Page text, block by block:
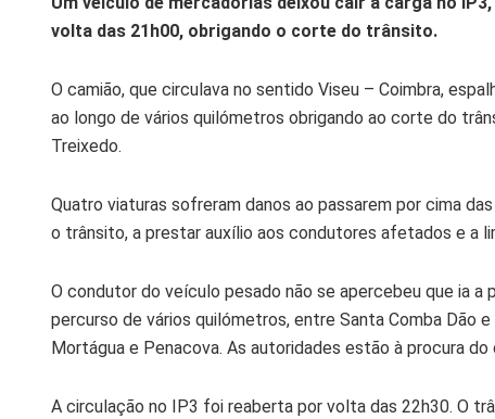
volta das 21h00, obrigando o corte do trânsito.
O camião, que circulava no sentido Viseu – Coimbra,
ao longo de vários quilómetros obrigando ao corte do
Treixedo.
Quatro viaturas sofreram danos ao passarem por cima
o trânsito, a prestar auxílio aos condutores afetados e a
O condutor do veículo pesado não se apercebeu que ia a
percurso de vários quilómetros, entre Santa Comba Dão
Mortágua e Penacova. As autoridades estão à procura
A circulação no IP3 foi reaberta por volta das 22h30. O